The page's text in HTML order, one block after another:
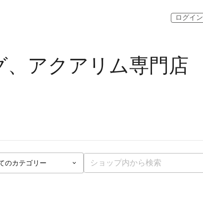
ログイン
アクアリム専門店